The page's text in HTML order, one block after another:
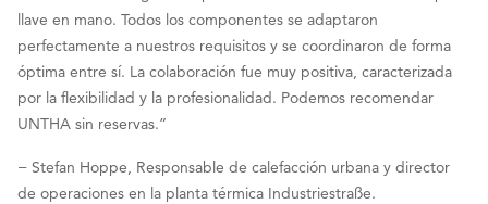
llave en mano. Todos los componentes se adaptaron
perfectamente a nuestros requisitos y se coordinaron de forma
óptima entre sí. La colaboración fue muy positiva, caracterizada
por la flexibilidad y la profesionalidad. Podemos recomendar
UNTHA sin reservas.”
− Stefan Hoppe, Responsable de calefacción urbana y director
de operaciones en la planta térmica Industriestraße.